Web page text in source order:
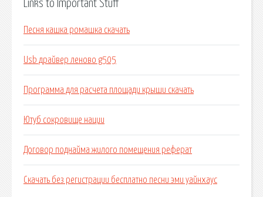
Links to Important Stuff
Песня кашка ромашка скачать
Usb драйвер леново g505
Программа для расчета площади крыши скачать
Ютуб сокровище нации
Договор поднайма жилого помещения реферат
Скачать без регистрации бесплатно песни эми уайнхаус